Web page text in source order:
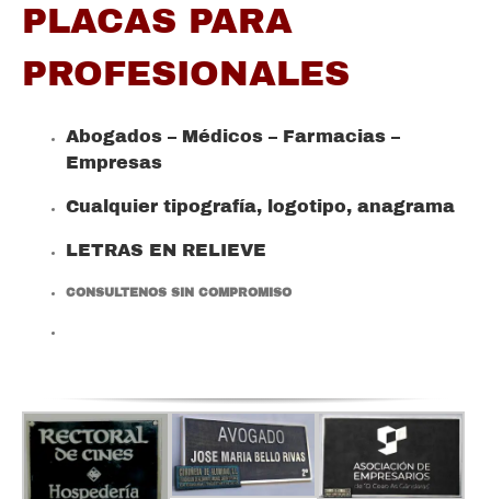
PLACAS PARA
PROFESIONALES
Abogados – Médicos – Farmacias –
Empresas
Cualquier tipografía, logotipo, anagrama
LETRAS EN RELIEVE
CONSULTENOS SIN COMPROMISO